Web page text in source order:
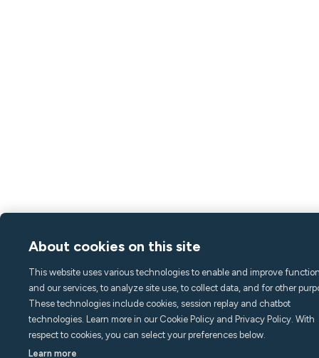
About cookies on this site
This website uses various technologies to enable and improve
and our services, to analyze site use, to collect data, and for other
These technologies include cookies, session replay and chatbot
technologies. Learn more in our Cookie Policy and Privacy Policy. With
respect to cookies, you can select your preferences below.
Learn more